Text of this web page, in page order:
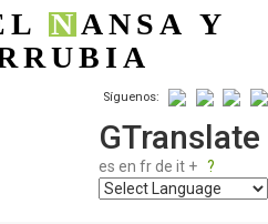
principal
NANSA Y
Síguenos:
GTranslate
es en fr de it + ?